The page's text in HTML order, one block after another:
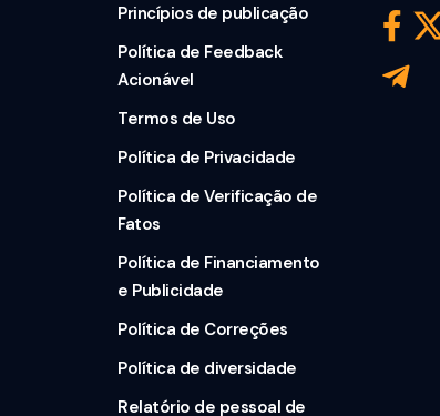
Princípios de publicação
Política de Feedback
Acionável
Termos de Uso
Política de Privacidade
Política de Verificação de
Fatos
Política de Financiamento
e Publicidade
Política de Correções
Política de diversidade
Relatório de pessoal de